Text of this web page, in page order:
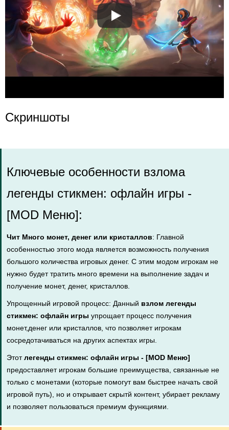
Скриншоты
Ключевые особенности взлома
легенды стикмен: офлайн игры -
[MOD Меню]:
Чит Много монет, денег или кристаллов: Главной
особенностью этого мода является возможность получения
большого количества игровых денег. С этим модом игрокам не
нужно будет тратить много времени на выполнение задач и
получение монет, денег, кристаллов.
Упрощенный игровой процесс: Данный взлом легенды
стикмен: офлайн игры упрощает процесс получения
монет,денег или кристаллов, что позволяет игрокам
сосредотачиваться на других аспектах игры.
Этотлегенды стикмен: офлайн игры - [MOD Меню]
предоставляет игрокам большие преимущества, связанные не
только с монетами (которые помогут вам быстрее начать свой
игровой путь), но и открывает скрытй контент, убирает рекламу
и позволяет пользоваться премиум функциями.